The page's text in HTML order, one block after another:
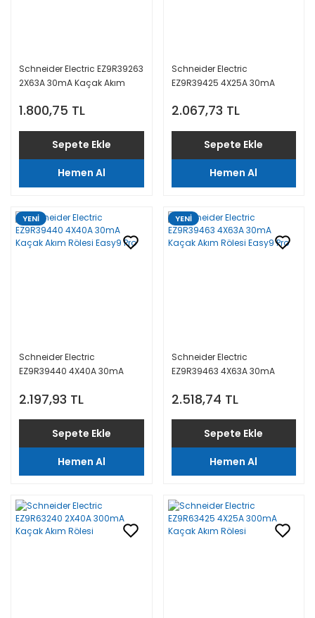
Schneider Electric EZ9R39263
2X63A 30mA Kaçak Akım
1.800,75 TL
Sepete Ekle
Hemen Al
Schneider Electric
EZ9R39425 4X25A 30mA
2.067,73 TL
Sepete Ekle
Hemen Al
YENİ
Schneider Electric
EZ9R39440 4X40A 30mA
2.197,93 TL
Sepete Ekle
Hemen Al
YENİ
Schneider Electric
EZ9R39463 4X63A 30mA
2.518,74 TL
Sepete Ekle
Hemen Al